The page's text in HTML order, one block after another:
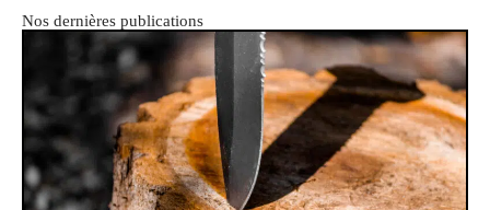
Nos dernières publications